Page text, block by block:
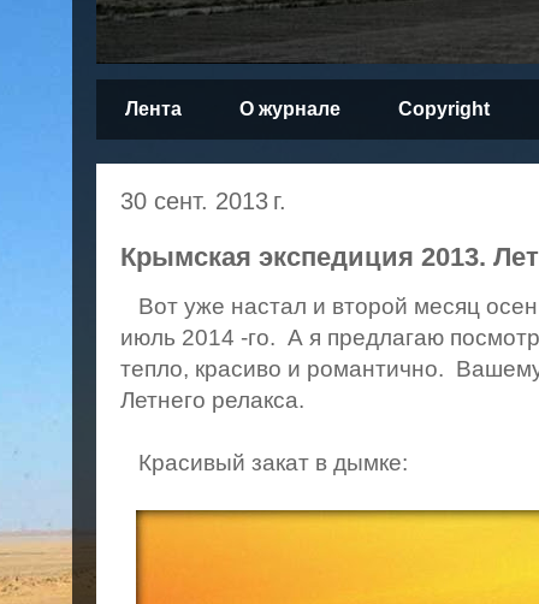
Лента О журнале Copyright
30 сент. 2013 г.
Крымская экспедиция 2013.
Вот уже настал и второй месяц
июль 2014 -го. А я предлагаю
тепло, красиво и романтично.
Летнего релакса.
Красивый закат в дымке: